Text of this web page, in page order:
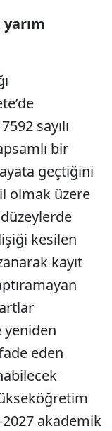
sayılı
bir
geçtiğini
olmak üzere
kesilen
kayıt
yeniden
eden
akademik